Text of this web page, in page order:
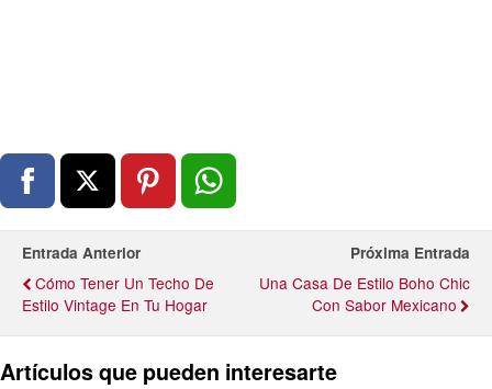
Entrada Anterior
Cómo Tener Un Techo De
Estilo Vintage En Tu Hogar
Próxima Entrada
Una Casa De Estilo Boho Chic
Con Sabor Mexicano
Artículos que pueden interesarte